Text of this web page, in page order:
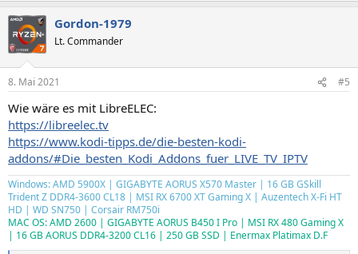
Gordon-1979
Lt. Commander
8. Mai 2021 #5
Wie wäre es mit LibreELEC:
https://libreelec.tv
https://www.kodi-tipps.de/die-besten-kodi-
addons/#Die_besten_Kodi_Addons_fuer_LIVE_TV_IPTV
Windows: AMD 5900X | GIGABYTE AORUS X570 Master | 16 GB GSkill
Trident Z DDR4-3600 CL18 | MSI RX 6700 XT Gaming X | Auzentech X-Fi HT
HD | WD SN750 | Corsair RM750i
MAC OS: AMD 2600 | GIGABYTE AORUS B450 I Pro | MSI RX 480 Gaming X
| 16 GB AORUS DDR4-3200 CL16 | 250 GB SSD | Enermax Platimax D.F